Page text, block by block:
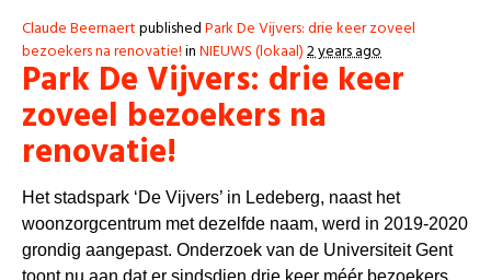
Claude BeernaertpublishedPark De Vijvers: drie keer zoveel
bezoekers na renovatie!inNIEUWS (lokaal)2 years ago
Park De Vijvers: drie keer
zoveel bezoekers na
renovatie!
Het stadspark ‘De Vijvers’ in Ledeberg, naast het
woonzorgcentrum met dezelfde naam, werd in 2019-2020
grondig aangepast. Onderzoek van de Universiteit Gent